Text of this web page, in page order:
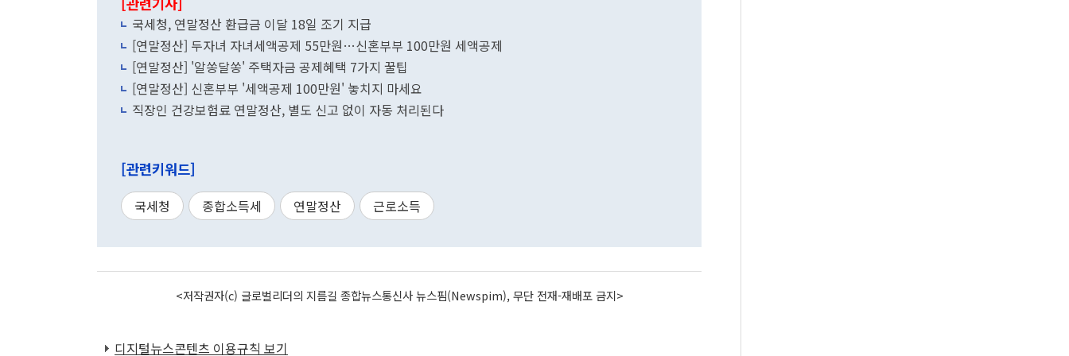
국세청, 연말정산 환급금 이달 18일 조기 지급
[연말정산] 두자녀 자녀세액공제 55만원…신혼부부 100만원 세액공제
[연말정산] '알쏭달쏭' 주택자금 공제혜택 7가지 꿀팁
[연말정산] 신혼부부 '세액공제 100만원' 놓치지 마세요
직장인 건강보험료 연말정산, 별도 신고 없이 자동 처리된다
[관련키워드]
국세청 종합소득세 연말정산 근로소득
<저작권자(c) 글로벌리더의 지름길 종합뉴스통신사 뉴스핌(Newspim), 무단 전재-재배포 금지>
디지털뉴스콘텐츠 이용규칙 보기